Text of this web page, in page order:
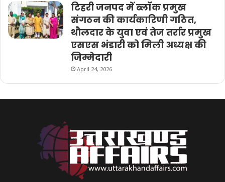
टिहरी जनपद में ब्लॉक प्रमुख
संगठन की कार्यकारिणी गठित,
थौलदार के युवा एवं तेज तर्रार प्रमुख
एसएस भंडारी को मिली अध्यक्ष की
जिम्मेदारी
April 24, 2026